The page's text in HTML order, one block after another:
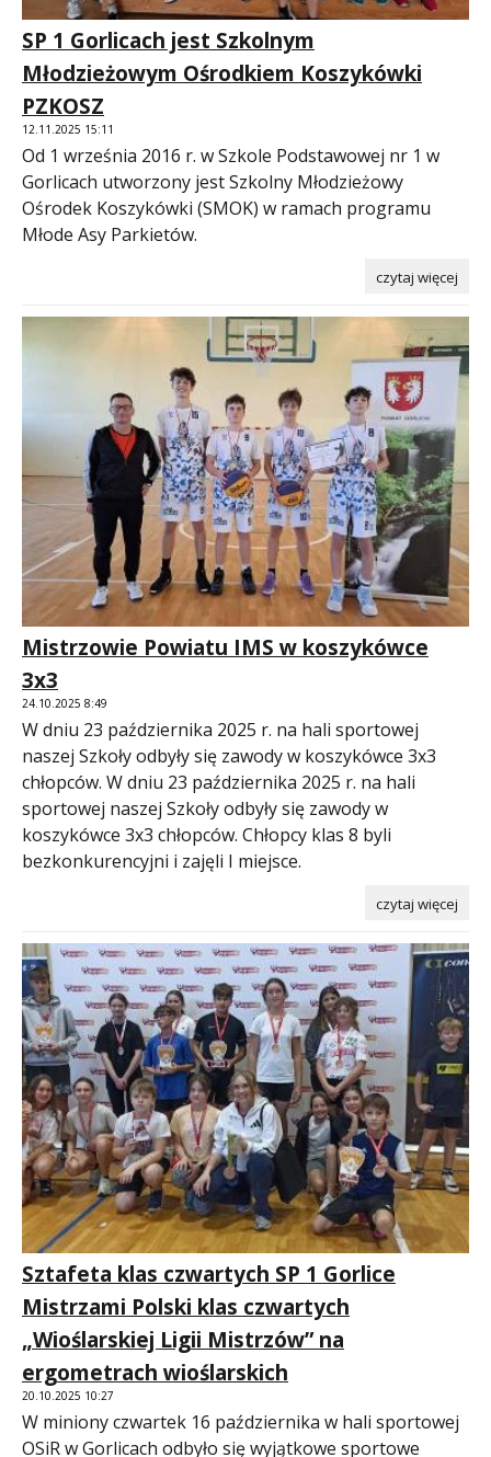
SP 1 Gorlicach jest Szkolnym
Młodzieżowym Ośrodkiem Koszykówki
PZKOSZ
12.11.2025 15:11
Od 1 września 2016 r. w Szkole Podstawowej nr 1 w
Gorlicach utworzony jest Szkolny Młodzieżowy
Ośrodek Koszykówki (SMOK) w ramach programu
Młode Asy Parkietów.
czytaj więcej
Mistrzowie Powiatu IMS w koszykówce
3x3
24.10.2025 8:49
W dniu 23 października 2025 r. na hali sportowej
naszej Szkoły odbyły się zawody w koszykówce 3x3
chłopców. W dniu 23 października 2025 r. na hali
sportowej naszej Szkoły odbyły się zawody w
koszykówce 3x3 chłopców. Chłopcy klas 8 byli
bezkonkurencyjni i zajęli I miejsce.
czytaj więcej
Sztafeta klas czwartych SP 1 Gorlice
Mistrzami Polski klas czwartych
„Wioślarskiej Ligii Mistrzów” na
ergometrach wioślarskich
20.10.2025 10:27
W miniony czwartek 16 października w hali sportowej
OSiR w Gorlicach odbyło się wyjątkowe sportowe